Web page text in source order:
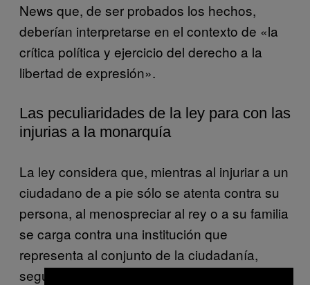
News que, de ser probados los hechos,
deberían interpretarse en el contexto de «la
crítica política y ejercicio del derecho a la
libertad de expresión».
Las peculiaridades de la ley para con las
injurias a la monarquía
La ley considera que, mientras al injuriar a un
ciudadano de a pie sólo se atenta contra su
persona, al menospreciar al rey o a su familia
se carga contra una institución que
representa al conjunto de la ciudadanía,
según Ragués.